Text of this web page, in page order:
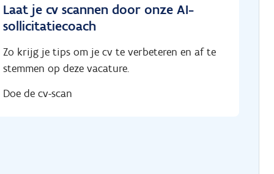
Laat je cv scannen door onze AI-
sollicitatiecoach
Zo krijg je tips om je cv te verbeteren en af te
stemmen op deze vacature.
Doe de cv-scan